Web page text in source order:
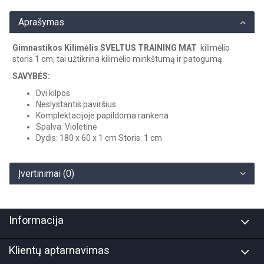
Aprašymas
Gimnastikos Kilimėlis SVELTUS TRAINING MAT kilimėlio
storis 1 cm, tai užtikrina kilimėlio minkštumą ir patogumą.
SAVYBĖS:
Dvi kilpos
Neslystantis paviršius
Komplektacijoje papildoma rankena
Spalva: Violetinė
Dydis: 180 x 60 x 1 cm Storis: 1 cm
Įvertinimai (0)
Informacija
Klientų aptarnavimas